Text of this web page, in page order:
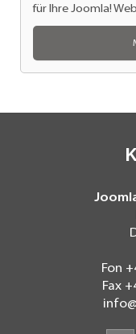
für Ihre Joomla!
Fon
Fax